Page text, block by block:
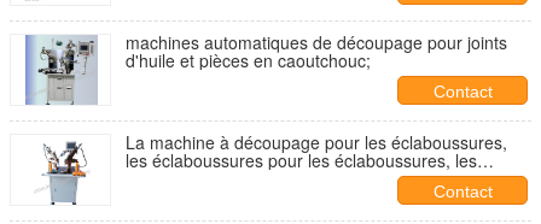
machines automatiques de découpage pour joints
d'huile et pièces en caoutchouc;
Contact
La machine à découpage pour les éclaboussures,
les éclaboussures pour les éclaboussures, les
couteaux pour les éclaboussures, les joints pour les
joints, les joints pour les joints pour les joints pour les
joints pour les joints pour les joints pour les joints.
Contact